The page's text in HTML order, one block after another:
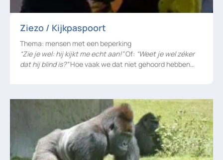
Ziezo / Kijkpaspoort
Thema: mensen met een beperking
“Zie je wel: hij kijkt me echt aan!”Of: “Weet je wel zéker
dat hij blind is?”Hoe vaak we dat niet gehoord hebben…